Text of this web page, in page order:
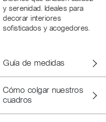
y serenidad. Ideales para
decorar interiores
sofisticados y acogedores.
Guía de medidas
Cómo colgar nuestros
cuadros